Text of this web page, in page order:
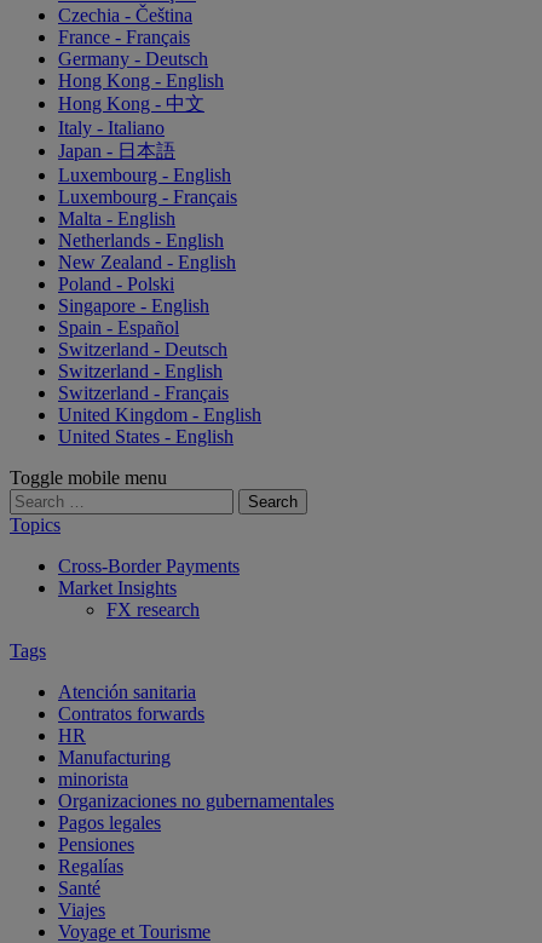
Czechia - Čeština
France - Français
Germany - Deutsch
Hong Kong - English
Hong Kong - 中文
Italy - Italiano
Japan - 日本語
Luxembourg - English
Luxembourg - Français
Malta - English
Netherlands - English
New Zealand - English
Poland - Polski
Singapore - English
Spain - Español
Switzerland - Deutsch
Switzerland - English
Switzerland - Français
United Kingdom - English
United States - English
Toggle mobile menu
Search
for:
Topics
Cross-Border Payments
Market Insights
FX research
Tags
Atención sanitaria
Contratos forwards
HR
Manufacturing
minorista
Organizaciones no gubernamentales
Pagos legales
Pensiones
Regalías
Santé
Viajes
Voyage et Tourisme